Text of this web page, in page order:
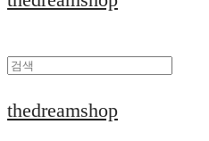
thedreamshop